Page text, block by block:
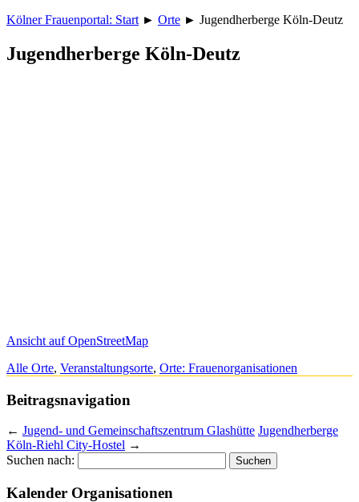
Kölner Frauenportal: Start ► Orte ► Jugendherberge Köln-Deutz
Jugendherberge Köln-Deutz
Ansicht auf OpenStreetMap
Alle Orte, Veranstaltungsorte, Orte: Frauenorganisationen
Beitragsnavigation
← Jugend- und Gemeinschaftszentrum Glashütte Jugendherberge
Köln-Riehl City-Hostel →
Suchen nach:
Kalender Organisationen